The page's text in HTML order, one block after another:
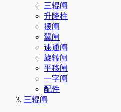
三辊闸
升降柱
摆闸
翼闸
速通闸
旋转闸
平移闸
一字闸
配件
三辊闸